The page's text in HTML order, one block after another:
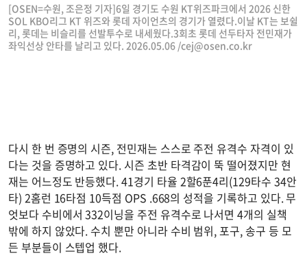
[OSEN=수원, 조은정 기자]6일 경기도 수원 KT위즈파크에서 2026 신한
SOL KBO리그 KT 위즈와 롯데 자이언츠의 경기가 열렸다.이날 KT는 보쉴
리, 롯데는 비슬리를 선발투수로 내세웠다.3회초 롯데 선두타자 전민재가
좌익선상 안타를 날리고 있다. 2026.05.06 /cej@osen.co.kr
다시 한 번 증명의 시즌, 전민재는 스스로 주전 유격수 자격이 있
다는 것을 증명하고 있다. 시즌 초반 타격감이 뚝 떨어졌지만 현
재는 어느정도 반등했다. 41경기 타율 2할6푼4리(129타수 34안
타) 2홈런 16타점 10득점 OPS .668의 성적을 기록하고 있다. 무
엇보다 수비에서 332이닝을 주전 유격수로 나서면 4개의 실책
밖에 하지 않았다. 수치 뿐만 아니라 수비 범위, 포구, 송구 등 모
든 부분들이 스텝업 했다.